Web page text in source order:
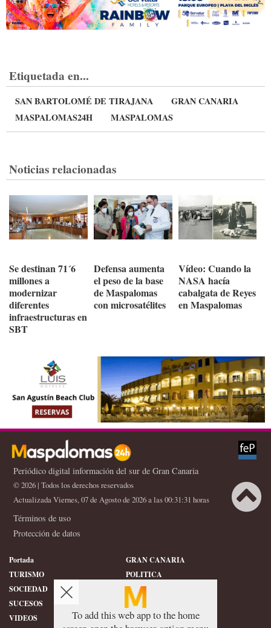
Etiquetada en...
SAN BARTOLOMÉ DE TIRAJANA
GRAN CANARIA
MASPALOMAS24H
MASPALOMAS
Noticias relacionadas
Se destinan 71´6
millones a
modernizar
diferentes
infraestructuras en
SBT
Defensa aumenta
el peso de la base
de Maspalomas
con microsatélites
Vídeo: Cuando la
NASA hacía
cabalgata de Reyes
en Maspalomas
Periódico digital información del sur de Gran Canaria
© 2026 | Todos los derechos reservados
Actualizada Viernes, 07 de Agosto de 2026 a las 00:31:31 horas
Términos de uso
Protección de datos
Portada
GRAN CANARIA
TURISMO
POLITICA
SOCIEDAD
DEPORTES
SUCESOS
HISTORIA
VIDEOS
CONFIDENCIAL
To add this web app to the home